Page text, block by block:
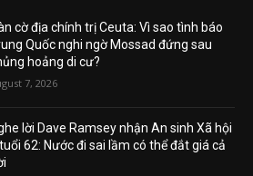
cờ địa chính trị Ceuta: Vì sao tình báo
Quốc nghi ngờ Mossad đứng sau
hoảng di cư?
7, 2026
lời Dave Ramsey nhận An sinh Xã hội
62: Nước đi sai lầm có thể đắt giá cả